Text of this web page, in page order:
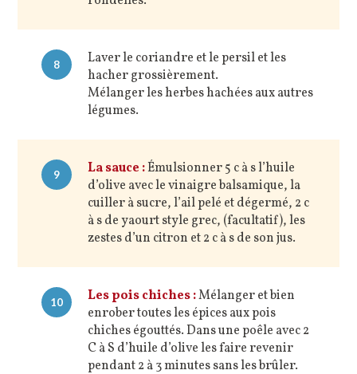
8
Laver le coriandre et le persil et les
hacher grossièrement.
Mélanger les herbes hachées aux autres
légumes.
9 La sauce :Émulsionner 5 c à s l’huile
d’olive avec le vinaigre balsamique, la
cuiller à sucre, l’ail pelé et dégermé, 2 c
à s de yaourt style grec, (facultatif), les
zestes d’un citron et 2 c à s de son jus.
10 Les pois chiches :Mélanger et bien
enrober toutes les épices aux pois
chiches égouttés. Dans une poêle avec 2
C à S d’huile d’olive les faire revenir
pendant 2 à 3 minutes sans les brûler.